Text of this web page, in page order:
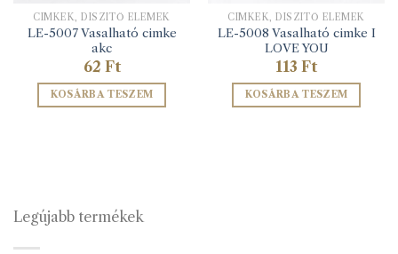
CIMKÉK, DÍSZÍTŐ ELEMEK
LE-5007 Vasalható cimke
akc
62 Ft
KOSÁRBA TESZEM
CIMKÉK, DÍSZÍTŐ ELEMEK
LE-5008 Vasalható cimke I
LOVE YOU
113 Ft
KOSÁRBA TESZEM
Legújabb termékek